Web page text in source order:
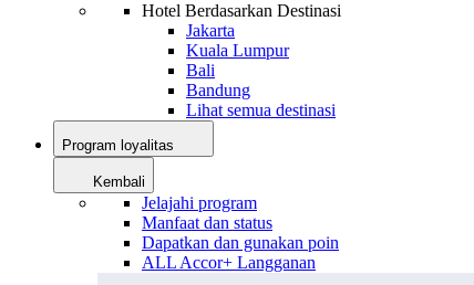
Hotel Berdasarkan Destinasi
Jakarta
Kuala Lumpur
Bali
Bandung
Lihat semua destinasi
Program loyalitas
Kembali
Jelajahi program
Manfaat dan status
Dapatkan dan gunakan poin
ALL Accor+ Langganan